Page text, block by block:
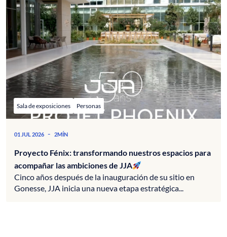
Sala de exposiciones Personas
01 JUL 2026 - 2MÍN
Proyecto Fénix: transformando nuestros espacios para
acompañar las ambiciones de JJA
Cinco años después de la inauguración de su sitio en
Gonesse, JJA inicia una nueva etapa estratégica...